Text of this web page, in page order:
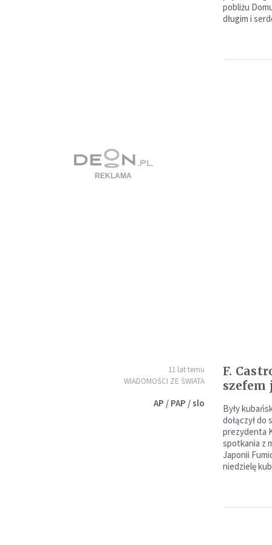
pobliżu
długim i
11 lat temu
WIADOMOŚCI ZE ŚWIATA
AP / PAP / slo
F.
szefem
Były
dołączył
prezydenta
spotkania z
Japonii
niedzielę